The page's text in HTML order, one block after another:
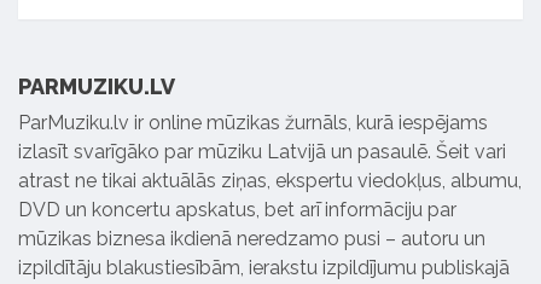
PARMUZIKU.LV
ParMuziku.lv ir online mūzikas žurnāls, kurā iespējams
izlasīt svarīgāko par mūziku Latvijā un pasaulē. Šeit vari
atrast ne tikai aktuālās ziņas, ekspertu viedokļus, albumu,
DVD un koncertu apskatus, bet arī informāciju par
mūzikas biznesa ikdienā neredzamo pusi – autoru un
izpildītāju blakustiesībām, ierakstu izpildījumu publiskajā